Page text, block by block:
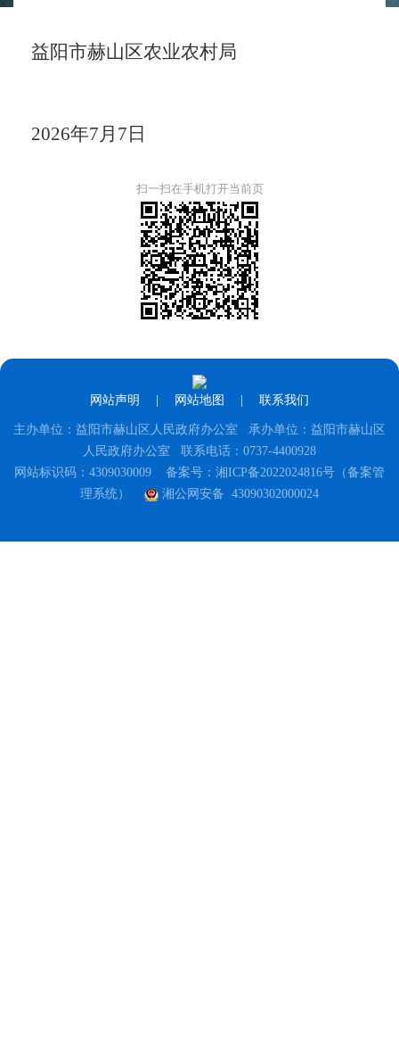
益阳市赫山区农业农村局
2026年7月7日
扫一扫在手机打开当前页
网站声明 网站地图 联系我们
主办单位：益阳市赫山区人民政府办公室 承办单位：益阳市赫山区
人民政府办公室 联系电话：0737-4400928
网站标识码：4309030009 备案号：湘ICP备2022024816号（备案管
理系统）
湘公网安备 43090302000024